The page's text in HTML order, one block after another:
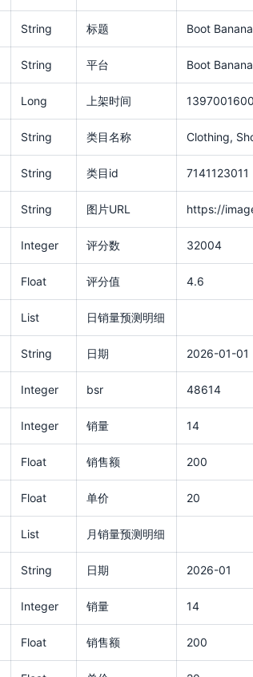
String 标题 Boot
String 平台 Boot
Long 上架时间
String 类目名称 Clothing,
String 类目id 7141123011
String 图片URL https://
Integer 评分数 32004
Float 评分值 4.6
List 日销量预测明细
String 日期 2026-01-01
Integer bsr 48614
Integer 销量 14
Float 销售额 200
Float 单价 20
List 月销量预测明细
String 日期 2026-01
Integer 销量 14
Float 销售额 200